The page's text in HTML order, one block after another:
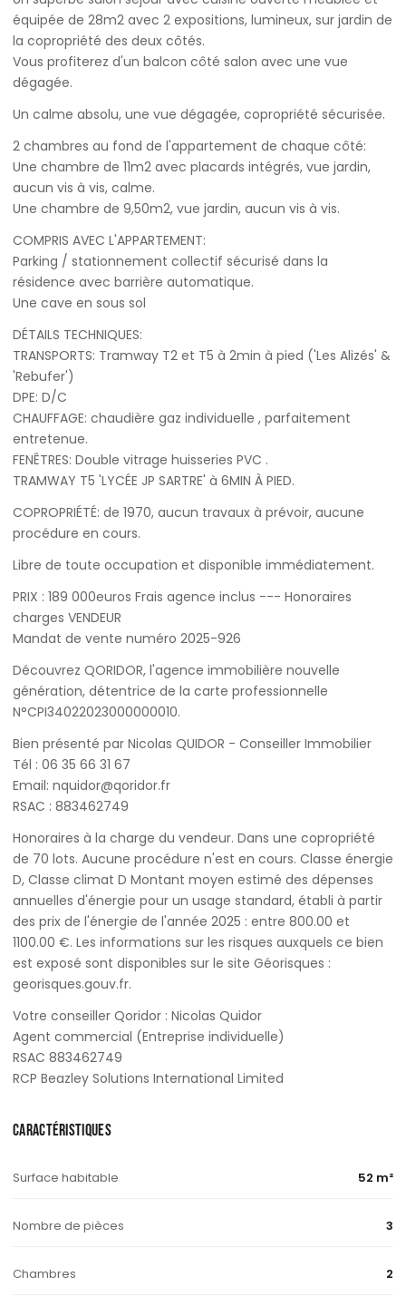
équipée de 28m2 avec 2 expositions, lumineux, sur jardin de
la copropriété des deux côtés.
Vous profiterez d'un balcon côté salon avec une vue
dégagée.
Un calme absolu, une vue dégagée, copropriété sécurisée.
2 chambres au fond de l'appartement de chaque côté:
Une chambre de 11m2 avec placards intégrés, vue jardin,
aucun vis à vis, calme.
Une chambre de 9,50m2, vue jardin, aucun vis à vis.
COMPRIS AVEC L'APPARTEMENT:
Parking / stationnement collectif sécurisé dans la
résidence avec barrière automatique.
Une cave en sous sol
DÉTAILS TECHNIQUES:
TRANSPORTS: Tramway T2 et T5 à 2min à pied ('Les Alizés' &
'Rebufer')
DPE: D/C
CHAUFFAGE: chaudière gaz individuelle , parfaitement
entretenue.
FENÊTRES: Double vitrage huisseries PVC .
TRAMWAY T5 'LYCÉE JP SARTRE' à 6MIN À PIED.
COPROPRIÉTÉ: de 1970, aucun travaux à prévoir, aucune
procédure en cours.
Libre de toute occupation et disponible immédiatement.
PRIX : 189 000euros Frais agence inclus --- Honoraires
charges VENDEUR
Mandat de vente numéro 2025-926
Découvrez QORIDOR, l'agence immobilière nouvelle
génération, détentrice de la carte professionnelle
N°CPI34022023000000010.
Bien présenté par Nicolas QUIDOR - Conseiller Immobilier
Tél : 06 35 66 31 67
Email: nquidor@qoridor.fr
RSAC : 883462749
Honoraires à la charge du vendeur. Dans une copropriété
de 70 lots. Aucune procédure n'est en cours. Classe énergie
D, Classe climat D Montant moyen estimé des dépenses
annuelles d'énergie pour un usage standard, établi à partir
des prix de l'énergie de l'année 2025 : entre 800.00 et
1100.00 €. Les informations sur les risques auxquels ce bien
est exposé sont disponibles sur le site Géorisques :
georisques.gouv.fr.
Votre conseiller Qoridor : Nicolas Quidor
Agent commercial (Entreprise individuelle)
RSAC 883462749
RCP Beazley Solutions International Limited
CARACTÉRISTIQUES
Surface habitable 52 m²
Nombre de pièces 3
Chambres 2